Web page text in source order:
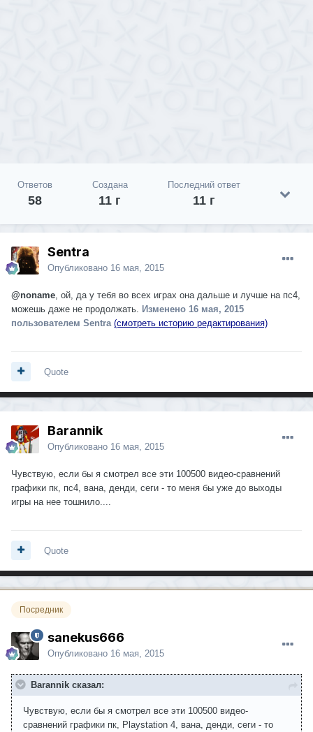
Ответов
58
Создана
11 г
Последний ответ
11 г
Sentra
Опубликовано 16 мая, 2015
@noname , ой, да у тебя во всех играх она дальше и лучше на пс4,
можешь даже не продолжать. Изменено 16 мая, 2015
пользователем Sentra (смотреть историю редактирования)
Quote
Barannik
Опубликовано 16 мая, 2015
Чувствую, если бы я смотрел все эти 100500 видео-сравнений
графики пк, пс4, вана, денди, сеги - то меня бы уже до выходы
игры на нее тошнило....
Quote
Посредник
sanekus666
Опубликовано 16 мая, 2015
Barannik сказал:
Чувствую, если бы я смотрел все эти 100500 видео-
сравнений графики пк, Playstation 4, вана, денди, сеги - то